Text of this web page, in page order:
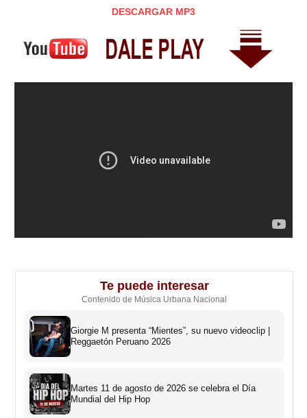
DESCARGAR MP3
Te puede interesar
Contenido de Música Urbana Nacional
Giorgie M presenta “Mientes”, su nuevo videoclip |
Reggaetón Peruano 2026
Martes 11 de agosto de 2026 se celebra el Día
Mundial del Hip Hop